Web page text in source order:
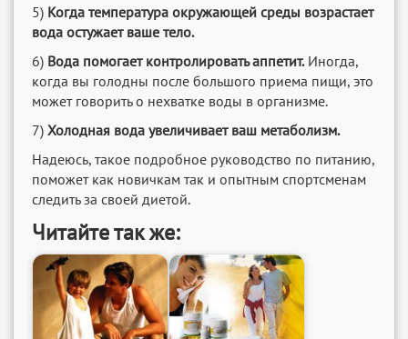
5) Когда температура окружающей среды возрастает
вода остужает ваше тело.
6) Вода помогает контролировать аппетит.Иногда,
когда вы голодны после большого приема пищи, это
может говорить о нехватке воды в организме.
7) Холодная вода увеличивает ваш метаболизм.
Надеюсь, такое подробное руководство по питанию,
поможет как новичкам так и опытным спортсменам
следить за своей диетой.
Читайте так же: